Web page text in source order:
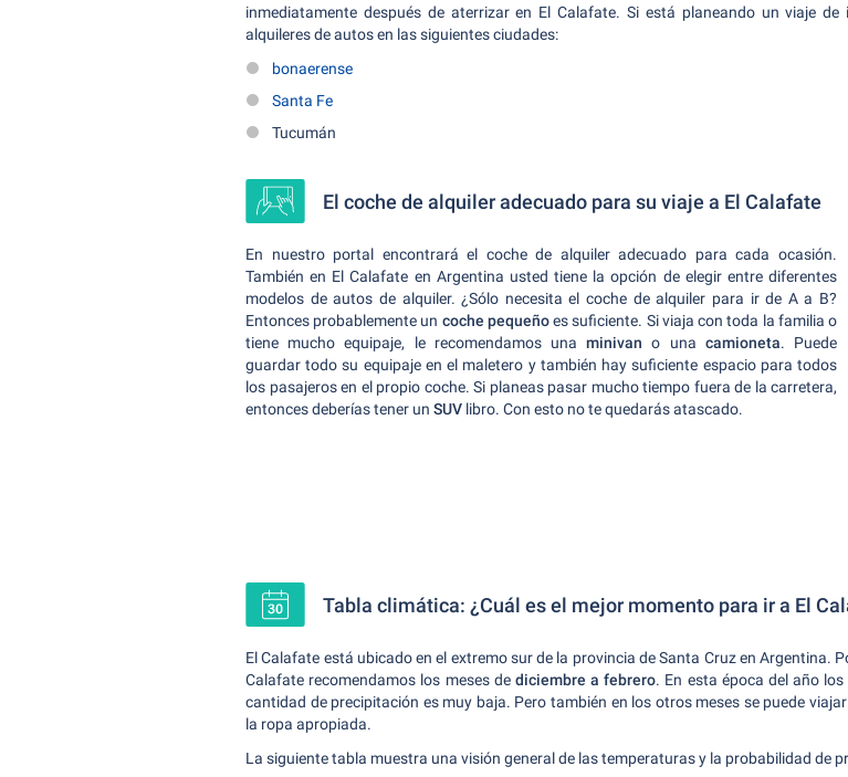
inmediatamente después de aterrizar en El Calafate. Si está planeando un viaje
alquileres de autos en las siguientes ciudades:
bonaerense
Santa Fe
Tucumán
El coche de alquiler adecuado para su viaje a El Calafate
En nuestro portal encontrará el coche de alquiler adecuado para cada ocasión.
También en El Calafate en Argentina usted tiene la opción de elegir entre diferentes
modelos de autos de alquiler. ¿Sólo necesita el coche de alquiler para ir de A a B?
Entonces probablemente un coche pequeñoes suficiente. Si viaja con toda la familia o
tiene mucho equipaje, le recomendamos unaminivan o una camioneta. Puede
guardar todo su equipaje en el maletero y también hay suficiente espacio para todos
los pasajeros en el propio coche. Si planeas pasar mucho tiempo fuera de la carretera,
entonces deberías tener un SUV libro. Con esto no te quedarás atascado.
Tabla climática: ¿Cuál es el mejor momento para ir a El
El Calafate está ubicado en el extremo sur de la provincia de Santa Cruz en Argentina.
Calafate recomendamos los meses de diciembre a febrero. En esta época del año
cantidad de precipitación es muy baja. Pero también en los otros meses se puede
la ropa apropiada.
La siguiente tabla muestra una visión general de las temperaturas y la probabilidad de